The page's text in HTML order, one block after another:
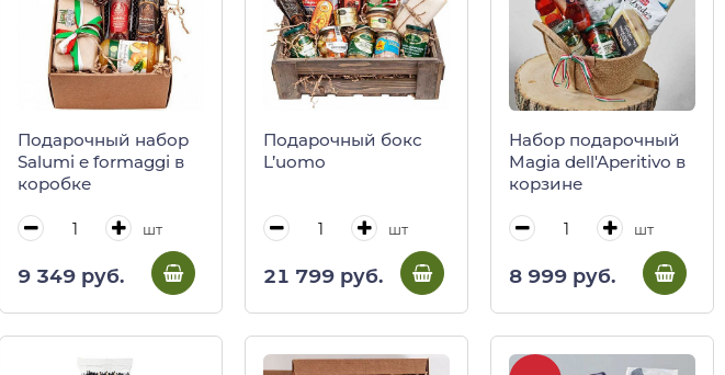
Подарочный набор
Salumi e formaggi в
коробке
шт
9 349 руб.
Подарочный бокс
L’uomo
шт
21 799 руб.
Набор подарочный
Magia dell'Aperitivo в
корзине
шт
8 999 руб.